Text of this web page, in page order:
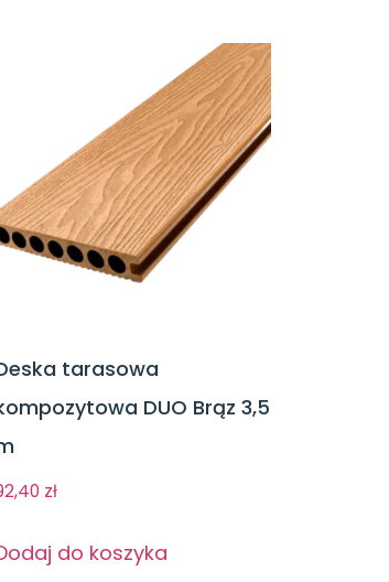
tarasowa
DUO Brąz 3,5
zł
do koszyka